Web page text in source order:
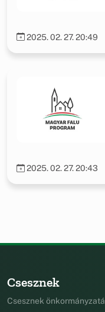
2025. 02. 27. 20:49
2025. 02. 27. 20:43
Csesznek
Csesznek